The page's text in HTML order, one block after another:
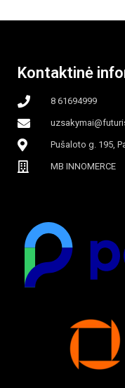
Kontaktinė
8 61694999
Pušaloto g. 195,
MB INNOMERCE